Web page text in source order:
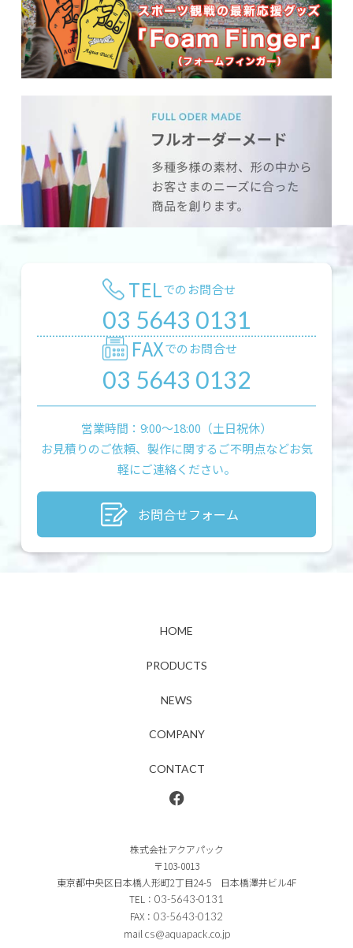
TELでのお問合せ
03 5643 0131
FAXでのお問合せ
03 5643 0132
営業時間：9:00〜18:00（土日祝休）
お見積りのご依頼、製作に関するご不明点などお気
軽にご連絡ください。
お問合せフォーム
株式会社アクアパック
〒103-0013
東京都中央区日本橋人形町2丁目24-5 日本橋澤井ビル4F
TEL： 03-5643-0131
FAX： 03-5643-0132
mail cs@aquapack.co.jp
HOME
PRODUCTS
NEWS
COMPANY
CONTACT